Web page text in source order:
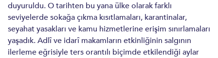
duyuruldu. O tarihten bu yana ülke olarak farklı
seviyelerde sokağa çıkma kısıtlamaları, karantinalar,
seyahat yasakları ve kamu hizmetlerine erişim sınırlamaları
yaşadık. Adlî ve idarî makamların etkinliğinin salgının
ilerleme eğrisiyle ters orantılı biçimde etkilendiği aylar
FIKRI MÜLKIYET
FIKRI MÜLKIYET
PATENT VE FAYDALI MODELLER